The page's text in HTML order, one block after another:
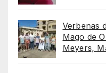
Verbenas
Mago de
Meyers,